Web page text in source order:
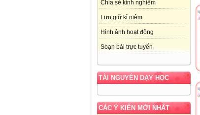
Chia sẻ kinh nghiệm
Lưu giữ kỉ niệm
Hình ảnh hoạt động
Soạn bài trực tuyến
TÀI NGUYÊN DẠY HỌC
CÁC Ý KIẾN MỚI NHẤT